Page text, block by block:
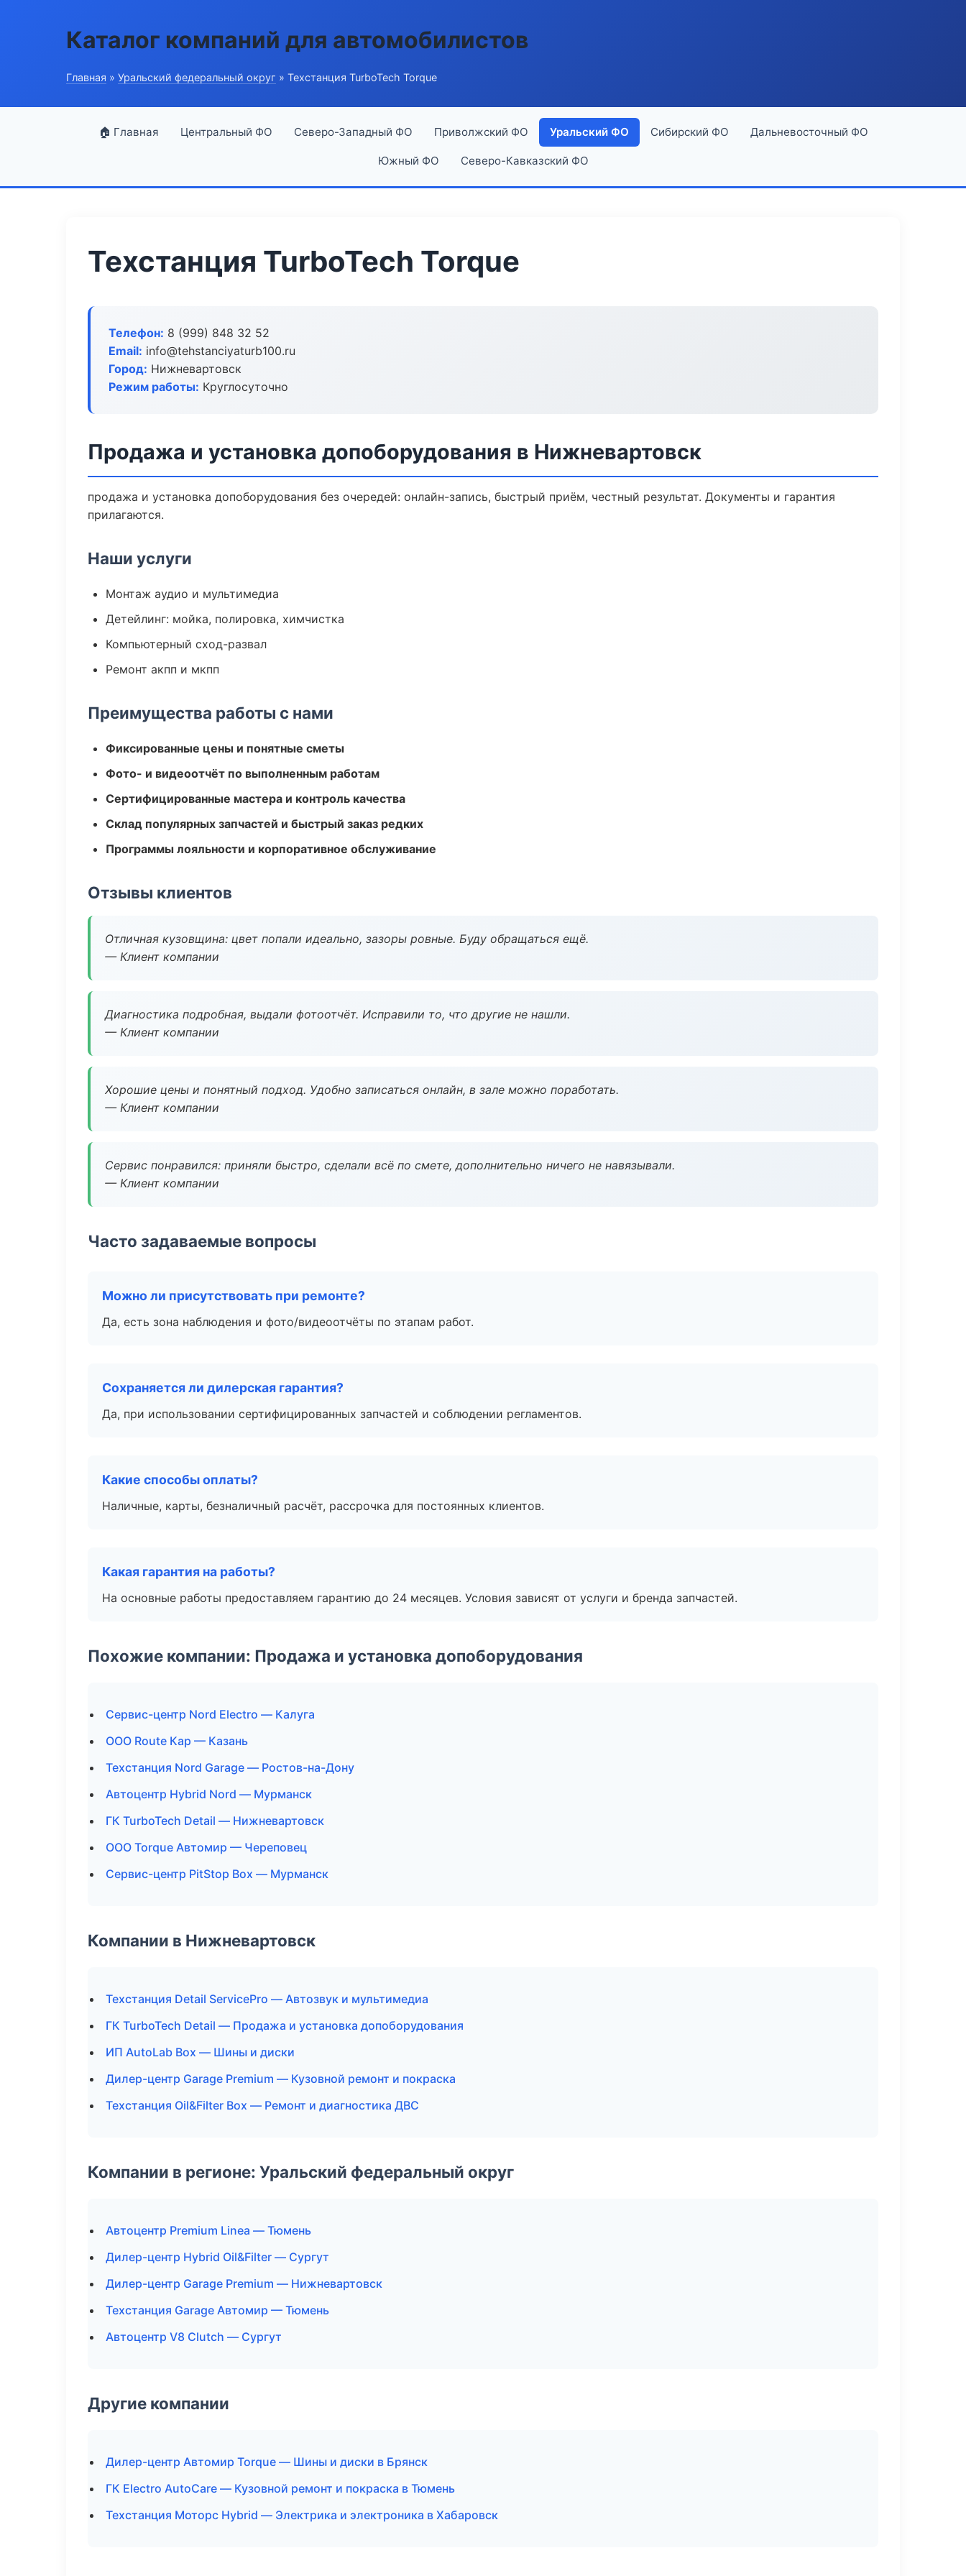
Каталог компаний для автомобилистов
Главная » Уральский федеральный округ » Техстанция TurboTech Torque
🏠 Главная Центральный ФО Северо-Западный ФО Приволжский ФО Уральский ФО Сибирский ФО Дальневосточный ФО
Южный ФО Северо-Кавказский ФО
Техстанция TurboTech Torque
Телефон: 8 (999) 848 32 52
Email: info@tehstanciyaturb100.ru
Город: Нижневартовск
Режим работы: Круглосуточно
Продажа и установка допоборудования в Нижневартовск
продажа и установка допоборудования без очередей: онлайн-запись, быстрый приём, честный результат. Документы и гарантия
прилагаются.
Наши услуги
Монтаж аудио и мультимедиа
Детейлинг: мойка, полировка, химчистка
Компьютерный сход-развал
Ремонт акпп и мкпп
Преимущества работы с нами
Фиксированные цены и понятные сметы
Фото- и видеоотчёт по выполненным работам
Сертифицированные мастера и контроль качества
Склад популярных запчастей и быстрый заказ редких
Программы лояльности и корпоративное обслуживание
Отзывы клиентов
Отличная кузовщина: цвет попали идеально, зазоры ровные. Буду обращаться ещё.
— Клиент компании
Диагностика подробная, выдали фотоотчёт. Исправили то, что другие не нашли.
— Клиент компании
Хорошие цены и понятный подход. Удобно записаться онлайн, в зале можно поработать.
— Клиент компании
Сервис понравился: приняли быстро, сделали всё по смете, дополнительно ничего не навязывали.
— Клиент компании
Часто задаваемые вопросы
Можно ли присутствовать при ремонте?
Да, есть зона наблюдения и фото/видеоотчёты по этапам работ.
Сохраняется ли дилерская гарантия?
Да, при использовании сертифицированных запчастей и соблюдении регламентов.
Какие способы оплаты?
Наличные, карты, безналичный расчёт, рассрочка для постоянных клиентов.
Какая гарантия на работы?
На основные работы предоставляем гарантию до 24 месяцев. Условия зависят от услуги и бренда запчастей.
Похожие компании: Продажа и установка допоборудования
Сервис-центр Nord Electro — Калуга
ООО Route Кар — Казань
Техстанция Nord Garage — Ростов-на-Дону
Автоцентр Hybrid Nord — Мурманск
ГК TurboTech Detail — Нижневартовск
ООО Torque Автомир — Череповец
Сервис-центр PitStop Box — Мурманск
Компании в Нижневартовск
Техстанция Detail ServicePro — Автозвук и мультимедиа
ГК TurboTech Detail — Продажа и установка допоборудования
ИП AutoLab Box — Шины и диски
Дилер-центр Garage Premium — Кузовной ремонт и покраска
Техстанция Oil&Filter Box — Ремонт и диагностика ДВС
Компании в регионе: Уральский федеральный округ
Автоцентр Premium Linea — Тюмень
Дилер-центр Hybrid Oil&Filter — Сургут
Дилер-центр Garage Premium — Нижневартовск
Техстанция Garage Автомир — Тюмень
Автоцентр V8 Clutch — Сургут
Другие компании
Дилер-центр Автомир Torque — Шины и диски в Брянск
ГК Electro AutoCare — Кузовной ремонт и покраска в Тюмень
Техстанция Моторс Hybrid — Электрика и электроника в Хабаровск